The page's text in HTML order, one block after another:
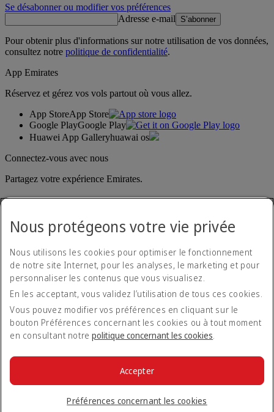
Se désabonner ou modifier vos préférences
Adresse e-mail
S’abonner
Pour obtenir plus d'informations sur notre utilisation de vos données,
consultez notre politique de confidentialité.
App Emirates
Réservez et gérez vos vols partout où vous allez.
App StoreApp Store
Google PlayGoogle Play
Huawei App Galleryhuawai os
Connectez-vous avec nous
Partagez votre expérience Emirates.
Déclaration d'accessibilité
Nous contacter
Politique de confidentialité
Conditions générales
Politique en matière de cookies
Cyber-sécurité
© 2026 The Emirates Group. Tous droits réservés.
Nous protégeons votre vie privée
Nous utilisons les cookies pour optimiser le fonctionnement
de notre site Internet, pour les analyses, le marketing et pour
personnaliser les contenus que vous visualisez.
En les acceptant, vous validez l’utilisation de tous ces cookies.
Vous pouvez modifier vos préférences en cliquant sur le
bouton Préférences concernant les cookies ou à tout moment
en consultant notrepolitique concernant les cookies.
Préférences concernant les cookies
Accepter